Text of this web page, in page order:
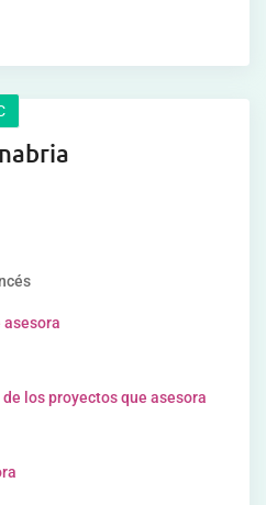
asesora
los proyectos que asesora